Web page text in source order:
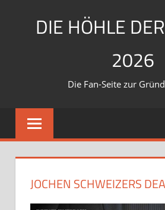
DIE HÖHLE
2026
Die Fan-Seite zur
JOCHEN SCHWEIZERS